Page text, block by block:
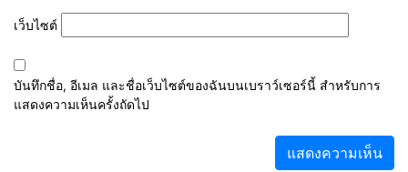
เว็บไซต์
บันทึกชื่อ, อีเมล และชื่อเว็บไซต์ของฉันบนเบราว์เซอร์นี้ สำหรับการ
แสดงความเห็นครั้งถัดไป